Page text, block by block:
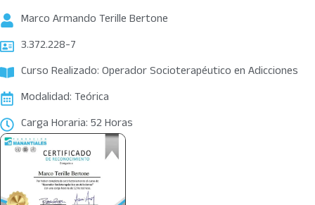
Marco Armando Terille Bertone
3.372.228-7
Curso Realizado: Operador Socioterapéutico en Adicciones
Modalidad: Teórica
Carga Horaria: 52 Horas